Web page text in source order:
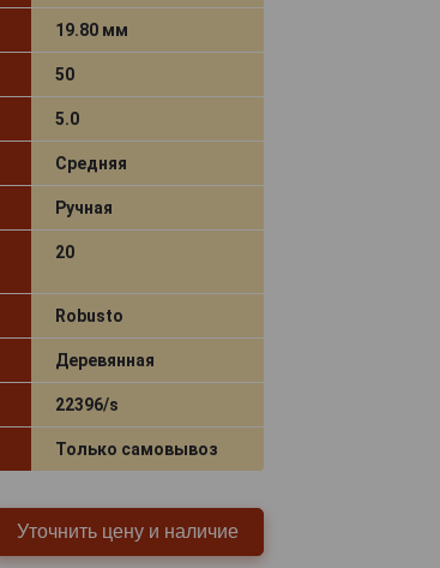
19.80 мм
50
5.0
Средняя
Ручная
20
Robusto
Деревянная
22396/s
Только самовывоз
Уточнить цену и наличие